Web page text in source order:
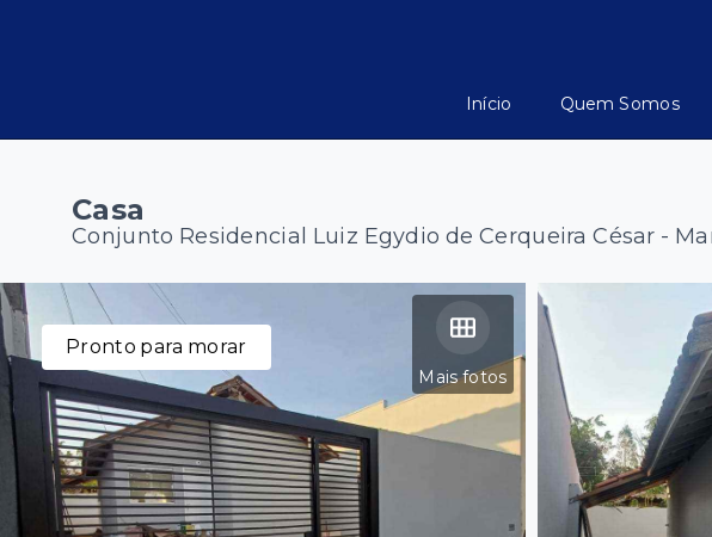
Início Quem Somos
Casa
Conjunto Residencial Luiz Egydio de Cerqueira César -
Mais fotos
Pronto para morar